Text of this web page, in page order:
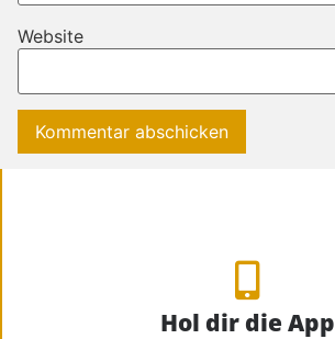
Website
Hol dir die App